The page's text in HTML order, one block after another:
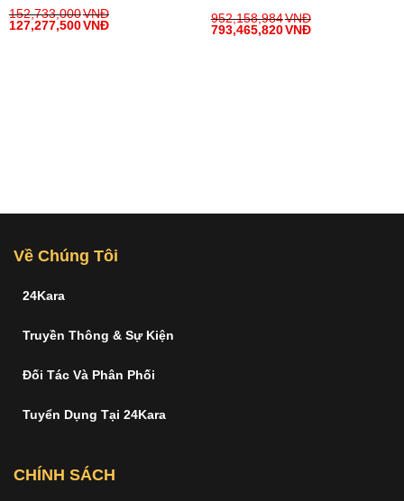
152,733,000VNĐ
127,277,500VNĐ
952,158,984VNĐ
793,465,820VNĐ
Về Chúng Tôi
24Kara
Truyền Thông & Sự Kiện
Đối Tác Và Phân Phối
Tuyển Dụng Tại 24Kara
CHÍNH SÁCH